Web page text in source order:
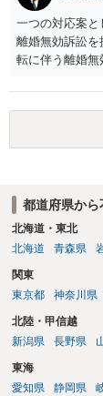
一つの対応案と
離婚無効訴訟
転に伴う離婚
検察官の処分
置づけられる
合、最寄りの
都道府県か
北海道・東北
北海道
青森県
関東
東京都
神奈川県
北陸・甲信越
新潟県
長野県
東海
愛知県
静岡県